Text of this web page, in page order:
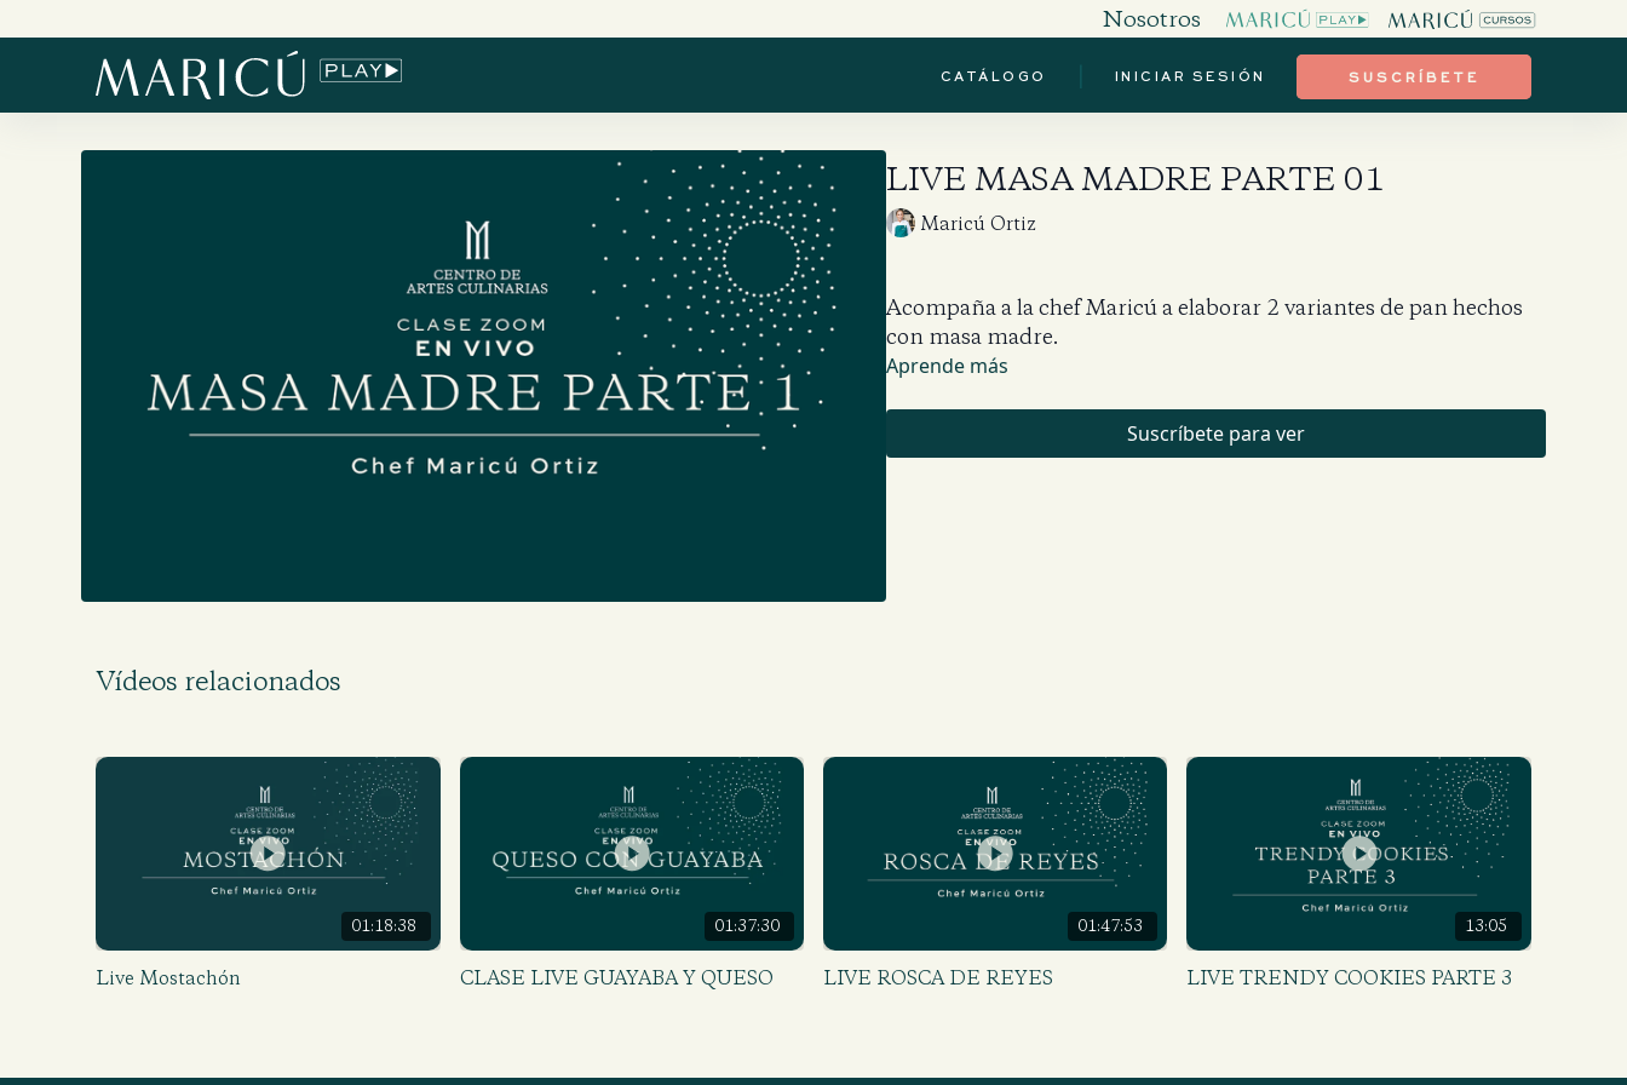
Nosotros
CATÁLOGO INICIAR SESIÓN SUSCRÍBETE
LIVE MASA MADRE PARTE 01
Maricú Ortiz
Acompaña a la chef Maricú a elaborar 2 variantes de pan hechos
con masa madre.
Aprende más
Suscríbete para ver
Vídeos relacionados
01:18:38
Live Mostachón
01:37:30
CLASE LIVE GUAYABA Y QUESO
01:47:53
LIVE ROSCA DE REYES
13:05
LIVE TRENDY COOKIES PARTE 3